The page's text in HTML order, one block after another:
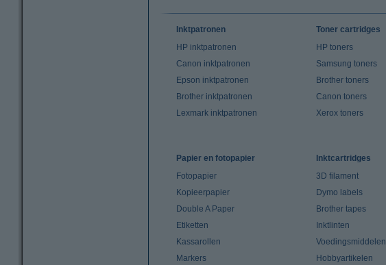
Inktpatronen
HP inktpatronen
Canon inktpatronen
Epson inktpatronen
Brother inktpatronen
Lexmark inktpatronen
Toner cartridges
HP toners
Samsung toners
Brother toners
Canon toners
Xerox toners
Papier en fotopapier
Fotopapier
Kopieerpapier
Double A Paper
Etiketten
Kassarollen
Markers
Inktcartridges
3D filament
Dymo labels
Brother tapes
Inktlinten
Voedingsmiddelen
Hobbyartikelen